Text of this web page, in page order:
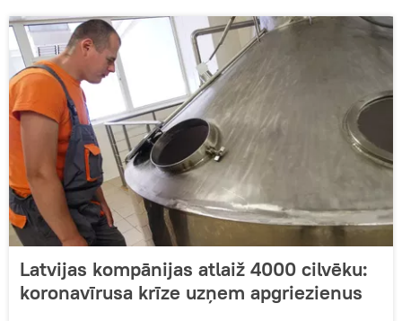
Latvijas kompānijas atlaiž 4000 cilvēku:
koronavīrusa krīze uzņem apgriezienus